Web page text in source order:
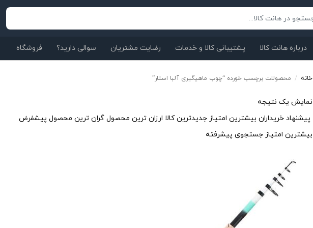
درباره هانت کالا پشتیبانی کالا و خدمات رضایت مشتریان سوالی دارید؟ فروشگاه
خانه / محصولات برچسب خورده “چوب ماهیگیری آلبا استار”
نمایش یک نتیجه
پیشنهاد خریداران بیشترین امتیاز جدیدترین کالا ارزان ترین محصول گران ترین محصول پیشفرض
بیشترین امتیاز جستجوی پیشرفته